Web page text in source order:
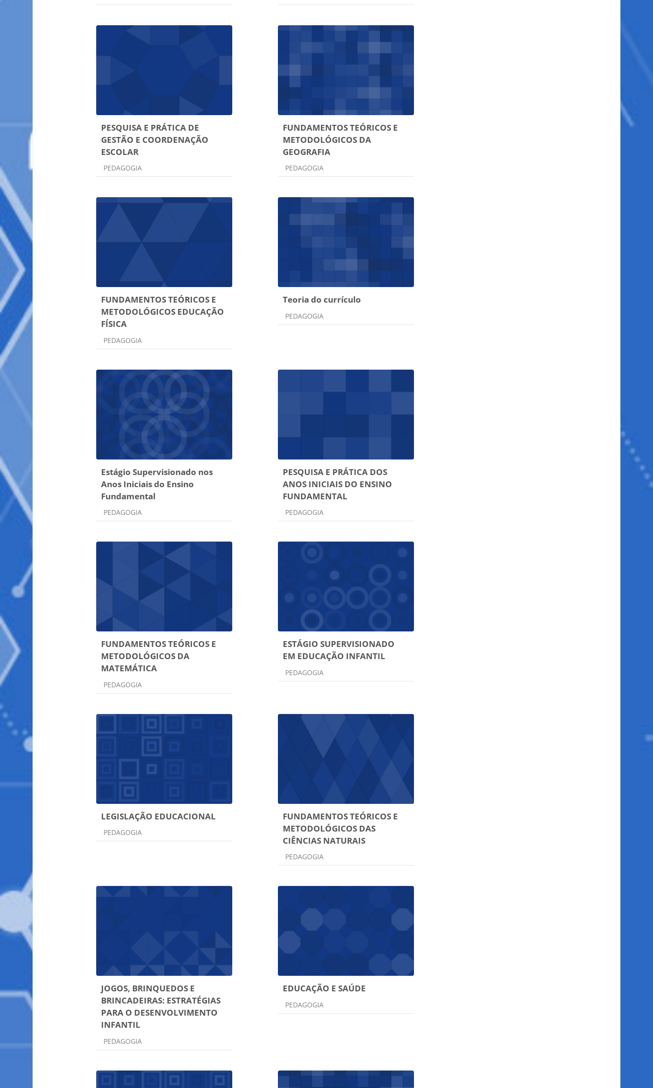
PESQUISA E PRÁTICA DE
GESTÃO E COORDENAÇÃO
ESCOLAR
Categoria do curso
PEDAGOGIA
FUNDAMENTOS TEÓRICOS E
METODOLÓGICOS DA
GEOGRAFIA
Categoria do curso
PEDAGOGIA
FUNDAMENTOS TEÓRICOS E
METODOLÓGICOS EDUCAÇÃO
FÍSICA
Categoria do curso
PEDAGOGIA
Teoria do currículo
Categoria do curso
PEDAGOGIA
Estágio Supervisionado nos
Anos Iniciais do Ensino
Fundamental
Categoria do curso
PEDAGOGIA
PESQUISA E PRÁTICA DOS
ANOS INICIAIS DO ENSINO
FUNDAMENTAL
Categoria do curso
PEDAGOGIA
FUNDAMENTOS TEÓRICOS E
METODOLÓGICOS DA
MATEMÁTICA
Categoria do curso
PEDAGOGIA
ESTÁGIO SUPERVISIONADO
EM EDUCAÇÃO INFANTIL
Categoria do curso
PEDAGOGIA
LEGISLAÇÃO EDUCACIONAL
Categoria do curso
PEDAGOGIA
FUNDAMENTOS TEÓRICOS E
METODOLÓGICOS DAS
CIÊNCIAS NATURAIS
Categoria do curso
PEDAGOGIA
JOGOS, BRINQUEDOS E
BRINCADEIRAS: ESTRATÉGIAS
PARA O DESENVOLVIMENTO
INFANTIL
Categoria do curso
PEDAGOGIA
EDUCAÇÃO E SAÚDE
Categoria do curso
PEDAGOGIA